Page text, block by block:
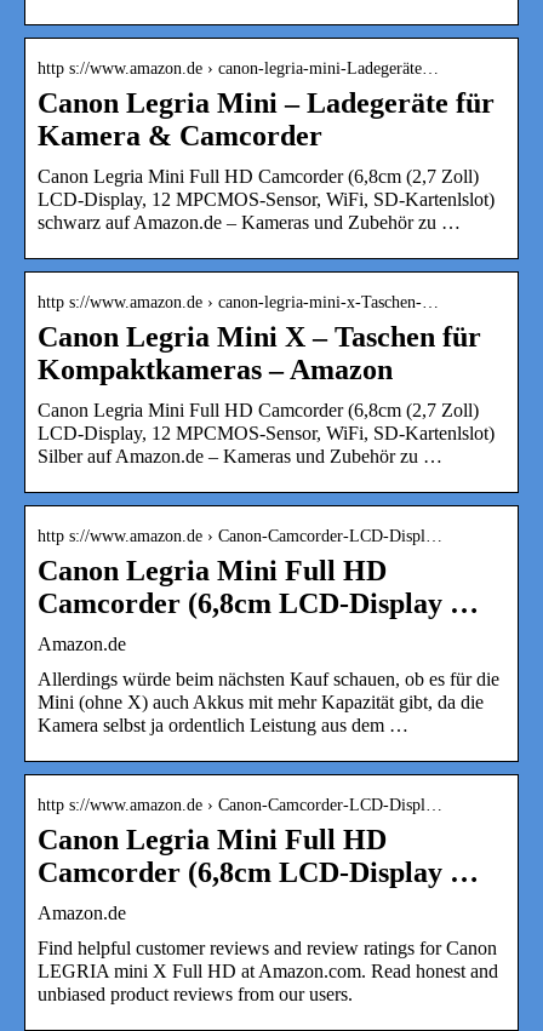
http s://www.amazon.de › canon-legria-mini-Ladegeräte…
Canon Legria Mini – Ladegeräte für
Kamera & Camcorder
Canon Legria Mini Full HD Camcorder (6,8cm (2,7 Zoll)
LCD-Display, 12 MPCMOS-Sensor, WiFi, SD-Kartenlslot)
schwarz auf Amazon.de – Kameras und Zubehör zu …
http s://www.amazon.de › canon-legria-mini-x-Taschen-…
Canon Legria Mini X – Taschen für
Kompaktkameras – Amazon
Canon Legria Mini Full HD Camcorder (6,8cm (2,7 Zoll)
LCD-Display, 12 MPCMOS-Sensor, WiFi, SD-Kartenlslot)
Silber auf Amazon.de – Kameras und Zubehör zu …
http s://www.amazon.de › Canon-Camcorder-LCD-Displ…
Canon Legria Mini Full HD
Camcorder (6,8cm LCD-Display …
Amazon.de
Allerdings würde beim nächsten Kauf schauen, ob es für die
Mini (ohne X) auch Akkus mit mehr Kapazität gibt, da die
Kamera selbst ja ordentlich Leistung aus dem …
http s://www.amazon.de › Canon-Camcorder-LCD-Displ…
Canon Legria Mini Full HD
Camcorder (6,8cm LCD-Display …
Amazon.de
Find helpful customer reviews and review ratings for Canon
LEGRIA mini X Full HD at Amazon.com. Read honest and
unbiased product reviews from our users.